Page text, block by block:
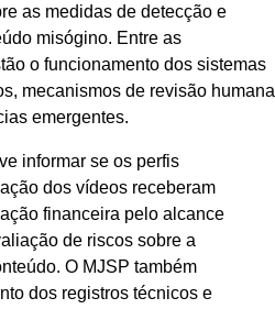
as medidas de detecção e
misógino. Entre as
o funcionamento dos sistemas
mecanismos de revisão humana
emergentes.
informar se os perfis
dos vídeos receberam
financeira pelo alcance
de riscos sobre a
O MJSP também
dos registros técnicos e